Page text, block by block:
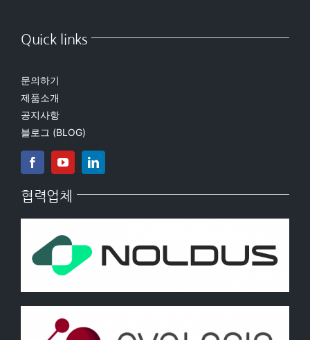
Quick links
문의하기
제품소개
공지사항
블로그 (BLOG)
협력업체